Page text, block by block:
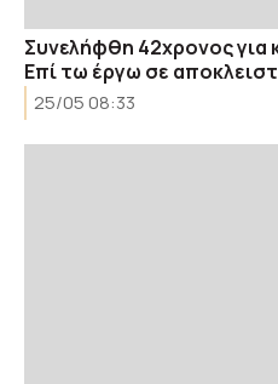
Συνελήφθη 42χρονος για
Eπί τω έργω σε
25/05 08:33